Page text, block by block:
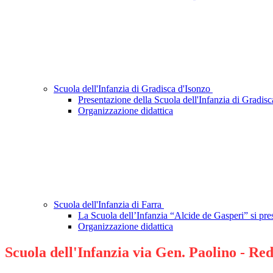
Scuola dell'Infanzia di Gradisca d'Isonzo
Presentazione della Scuola dell'Infanzia di
Organizzazione didattica
Scuola dell'Infanzia di Farra
La Scuola dell’Infanzia “Alcide de Gasperi” si
Organizzazione didattica
Scuola dell'Infanzia via Gen. Paolino -